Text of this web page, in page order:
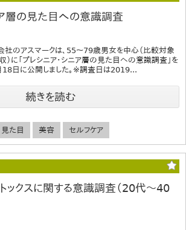
層の見た目への意識調査
社のアスマークは、55～79歳男女を中心（比較対象
に「プレシニア・シニア層の見た目への意識調査」を
18日に公開しました。※調査日は2019...
続きを読む
見た目 美容 セルフケア
ックスに関する意識調査（20代～40